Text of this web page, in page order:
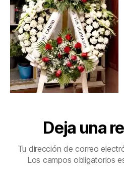
Deja una
Tu dirección de correo
Los campos obligatorios